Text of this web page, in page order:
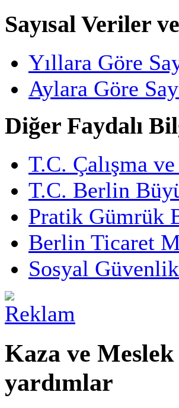
Sayısal Veriler
Yıllara Göre
Aylara Göre
Diğer Faydalı
T.C. Çalışma
T.C. Berlin
Pratik Gümrük
Berlin Ticaret
Sosyal
Kaza ve Meslek
yardımlar